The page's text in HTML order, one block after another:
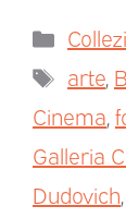
arte,
Cinema,
Galleria
Dudovich,